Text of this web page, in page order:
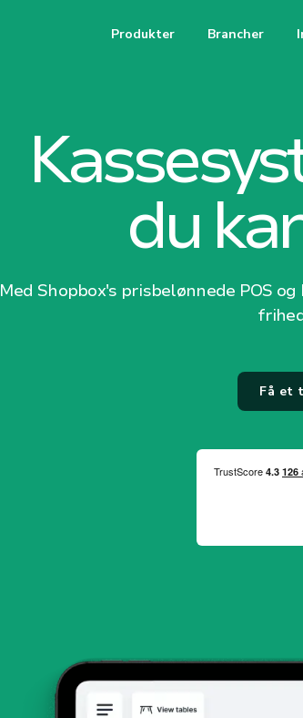
Produkter Brancher
du
Med Shopbox's prisbelønnede POS
Få et